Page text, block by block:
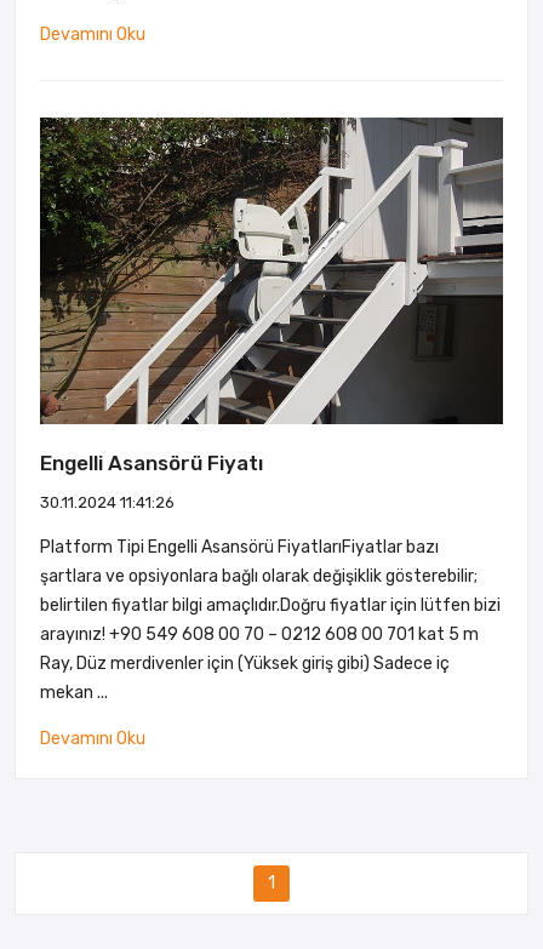
Devamını Oku
Engelli Asansörü Fiyatı
30.11.2024 11:41:26
Platform Tipi Engelli Asansörü FiyatlarıFiyatlar bazı
şartlara ve opsiyonlara bağlı olarak değişiklik gösterebilir;
belirtilen fiyatlar bilgi amaçlıdır.Doğru fiyatlar için lütfen bizi
arayınız! +90 549 608 00 70 – 0212 608 00 701 kat 5 m
Ray, Düz merdivenler için (Yüksek giriş gibi) Sadece iç
mekan ...
Devamını Oku
1